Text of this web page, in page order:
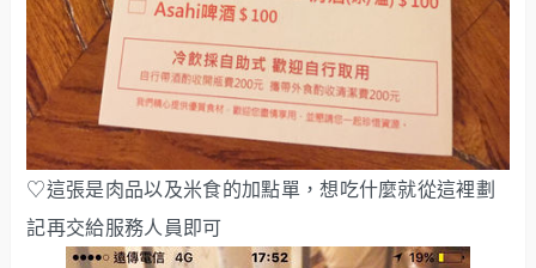
♡這張是肉品以及米食的加點單，想吃什麼就從這裡劃
記再交給服務人員即可